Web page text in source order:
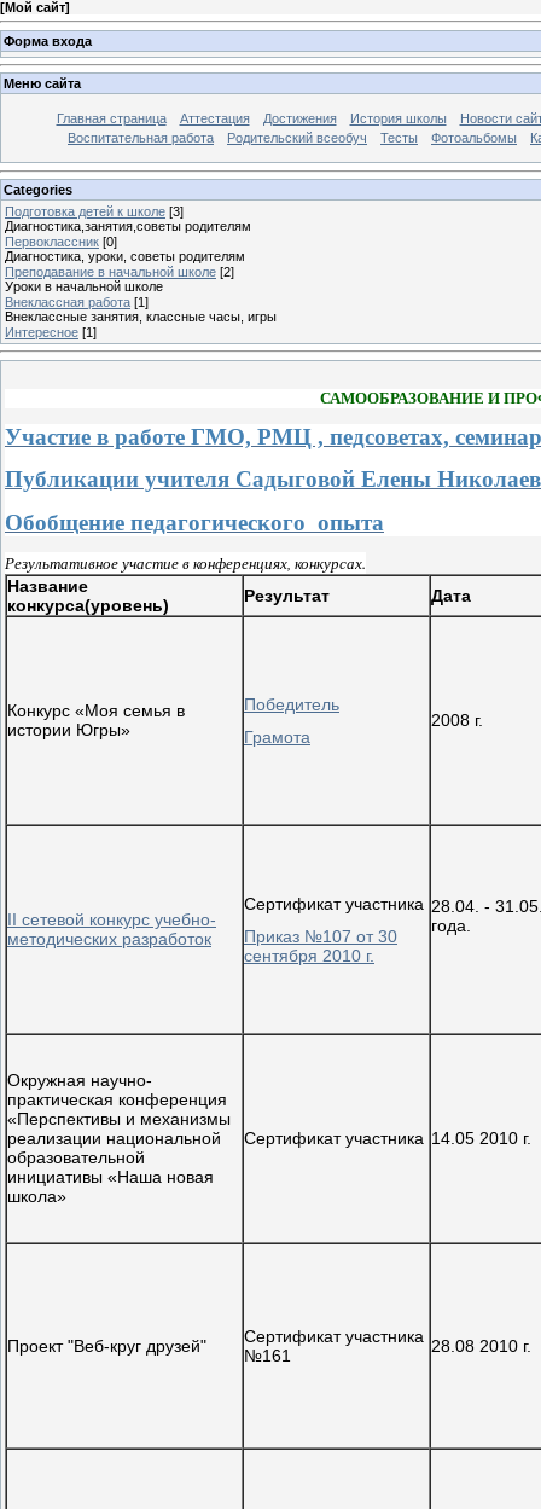
[Мой сайт]
Форма входа
Меню сайта
Главная страница Аттестация Достижения История школы
Новости
Воспитательная работа
Родительский всеобуч Тесты Фотоальбомы
Categories
Подготовка детей к школе [3]
Диагностика,занятия,советы родителям
Первоклассник [0]
Диагностика, уроки, советы родителям
Преподавание в начальной школе [2]
Уроки в начальной школе
Внеклассная работа [1]
Внеклассные занятия, классные часы, игры
Интересное [1]
САМООБРАЗОВАНИЕ И
Участие в работе ГМО, РМЦ , педсоветах,
Публикации учителя Садыговой Елены
Обобщение педагогического опыта
Результативное участие в конференциях, конкурсах.
Название
конкурса(уровень)
Результат Дата
Конкурс «Моя семья в
истории Югры»
Победитель
Грамота
2008 г.
II сетевой конкурс учебно-
методических разработок
Сертификат участника
Приказ №107 от 30
сентября 2010 г.
28.04. -
года.
Окружная научно-
практическая конференция
«Перспективы и механизмы
реализации национальной
образовательной
инициативы «Наша новая
школа»
Сертификат участника 14.05 2010 г.
Проект "Веб-круг друзей"
Сертификат участника
№161
28.08 2010 г.